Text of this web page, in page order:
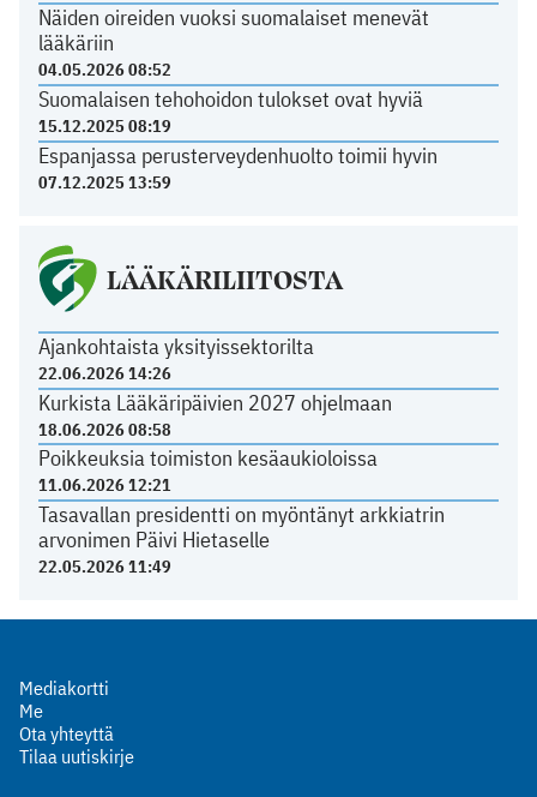
Näiden oireiden vuoksi suomalaiset menevät
lääkäriin
04.05.2026 08:52
Suomalaisen tehohoidon tulokset ovat hyviä
15.12.2025 08:19
Espanjassa perusterveydenhuolto toimii hyvin
07.12.2025 13:59
LÄÄKÄRILIITOSTA
Ajankohtaista yksityissektorilta
22.06.2026 14:26
Kurkista Lääkäripäivien 2027 ohjelmaan
18.06.2026 08:58
Poikkeuksia toimiston kesäaukioloissa
11.06.2026 12:21
Tasavallan presidentti on myöntänyt arkkiatrin
arvonimen Päivi Hietaselle
22.05.2026 11:49
Mediakortti
Me
Ota yhteyttä
Tilaa uutiskirje